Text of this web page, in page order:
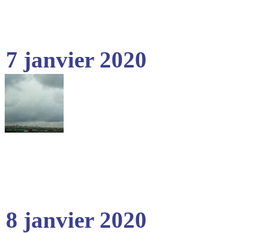
7 janvier 2020
8 janvier 2020